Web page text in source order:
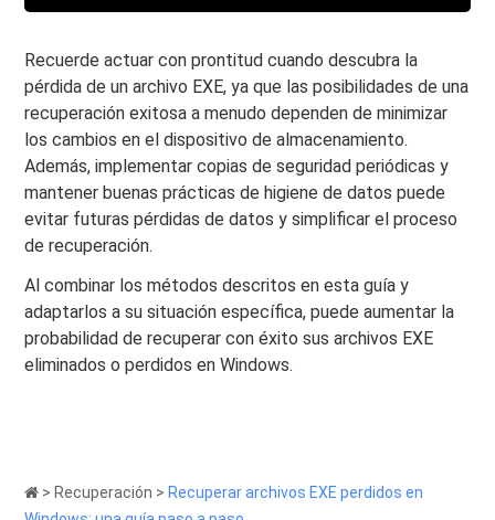
Recuerde actuar con prontitud cuando descubra la
pérdida de un archivo EXE, ya que las posibilidades de una
recuperación exitosa a menudo dependen de minimizar
los cambios en el dispositivo de almacenamiento.
Además, implementar copias de seguridad periódicas y
mantener buenas prácticas de higiene de datos puede
evitar futuras pérdidas de datos y simplificar el proceso
de recuperación.
Al combinar los métodos descritos en esta guía y
adaptarlos a su situación específica, puede aumentar la
probabilidad de recuperar con éxito sus archivos EXE
eliminados o perdidos en Windows.
> Recuperación > Recuperar archivos EXE perdidos en